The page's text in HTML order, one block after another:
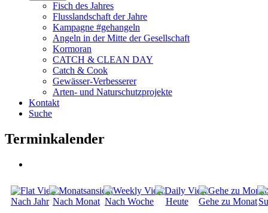
Fisch des Jahres
Flusslandschaft der Jahre
Kampagne #gehangeln
Angeln in der Mitte der Gesellschaft
Kormoran
CATCH & CLEAN DAY
Catch & Cook
Gewässer-Verbesserer
Arten- und Naturschutzprojekte
Kontakt
Suche
Terminkalender
Nach Jahr Nach Monat Nach Woche Heute Gehe zu Monat